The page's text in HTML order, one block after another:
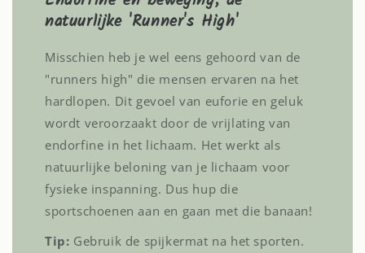
natuurlijke 'Runner's High'
Misschien heb je wel eens gehoord van de
"runners high" die mensen ervaren na het
hardlopen. Dit gevoel van euforie en geluk
wordt veroorzaakt door de vrijlating van
endorfine in het lichaam. Het werkt als
natuurlijke beloning van je lichaam voor
fysieke inspanning. Dus hup die
sportschoenen aan en gaan met die banaan!
Tip: Gebruik de spijkermat na het sporten.